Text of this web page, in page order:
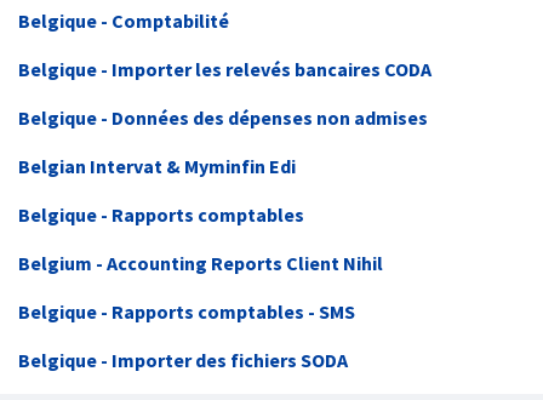
Belgique - Comptabilité
Belgique - Importer les relevés bancaires CODA
Belgique - Données des dépenses non admises
Belgian Intervat & Myminfin Edi
Belgique - Rapports comptables
Belgium - Accounting Reports Client Nihil
Belgique - Rapports comptables - SMS
Belgique - Importer des fichiers SODA